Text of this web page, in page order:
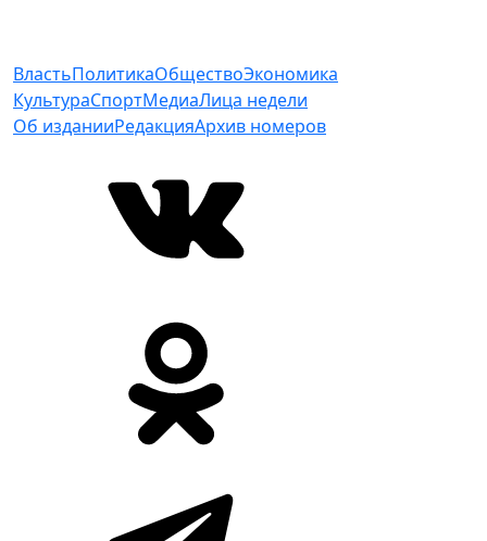
ВластьПолитикаОбществоЭкономика
КультураСпортМедиаЛица недели
Об изданииРедакцияАрхив номеров